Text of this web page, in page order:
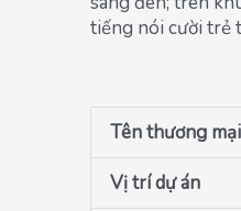
tiếng nói cười trẻ
Tên thương mại
Vị trí dự án